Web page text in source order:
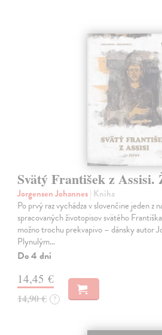
Svätý František z Assisi.
Jorgensen Johannes| Kniha
Po prvý raz vychádza v slovenčine jeden z
spracovaných životopisov svätého
možno trochu prekvapivo – dánsky autor
Plynulým…
Do 4 dní
14,45 €
14,90 € ?